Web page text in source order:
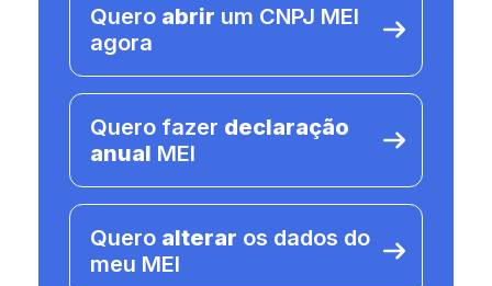
Quero abrir um CNPJ MEI
agora
Quero fazer declaração
anual MEI
Quero alterar os dados do
meu MEI